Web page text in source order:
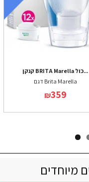
קנקן BRITA Marella כול...
דגם Brita Marella
₪359
מיוחדים